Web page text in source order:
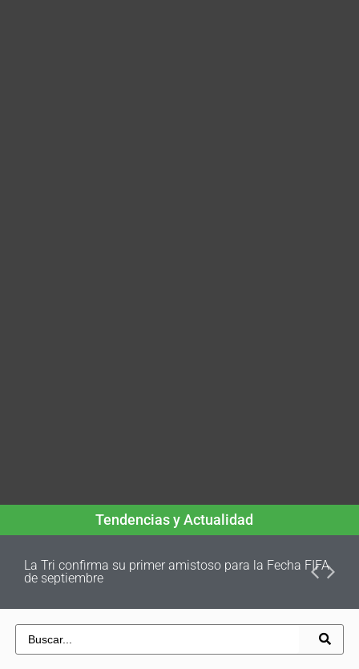
Tendencias y Actualidad
La Tri confirma su primer amistoso para la Fecha FIFA
de septiembre